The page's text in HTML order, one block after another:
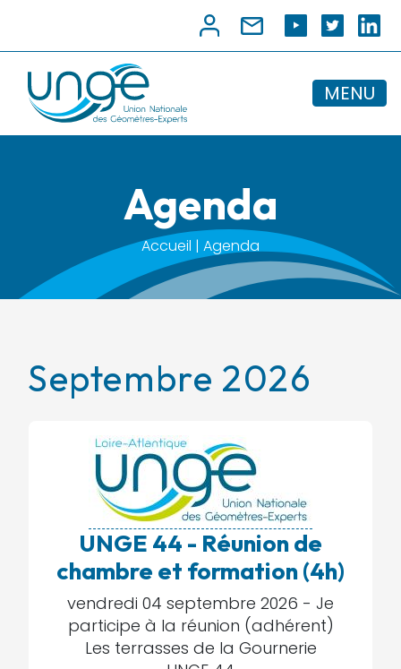
MENU
Agenda
Accueil | Agenda
Septembre 2026
UNGE 44 - Réunion de
chambre et formation (4h)
vendredi 04 septembre 2026 - Je
participe à la réunion (adhérent)
Les terrasses de la Gournerie